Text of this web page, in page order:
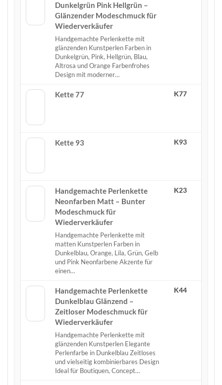
Dunkelgrün Pink Hellgrün –
Glänzender Modeschmuck für
Wiederverkäufer
Handgemachte Perlenkette mit
glänzenden Kunstperlen Farben in
Dunkelgrün, Pink, Hellgrün, Blau,
Altrosa und Orange Farbenfrohes
Design mit moderner…
Kette 77 K77
Kette 93 K93
Handgemachte Perlenkette
Neonfarben Matt – Bunter
Modeschmuck für
Wiederverkäufer
Handgemachte Perlenkette mit
matten Kunstperlen Farben in
Dunkelblau, Orange, Lila, Grün, Gelb
und Pink Neonfarbene Akzente für
einen…
K23
Handgemachte Perlenkette
Dunkelblau Glänzend –
Zeitloser Modeschmuck für
Wiederverkäufer
Handgemachte Perlenkette mit
glänzenden Kunstperlen Elegante
Perlenfarbe in Dunkelblau Zeitloses
und vielseitig kombinierbares Design
Ideal für Boutiquen, Concept…
K44